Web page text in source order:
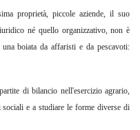
proprietà, piccole aziende, il suo
né quello organizzativo, non è
boiata da affaristi e da pescavoti:
di bilancio nell'esercizio agrario,
e a studiare le forme diverse di